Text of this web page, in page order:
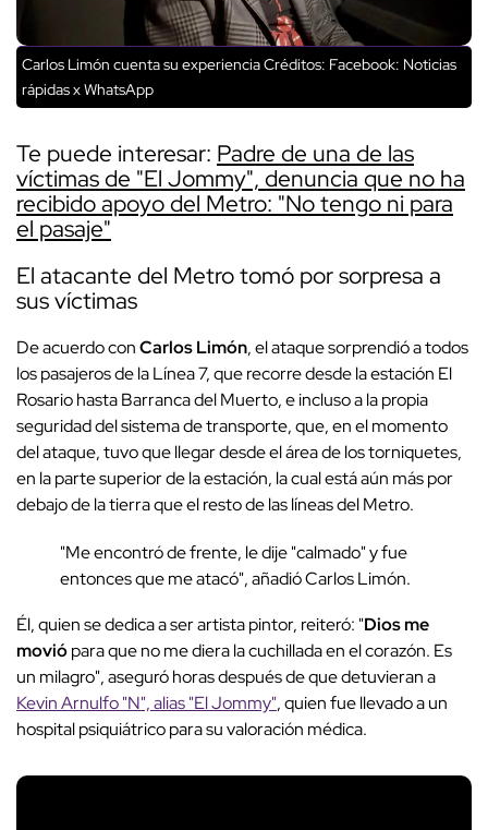
Carlos Limón cuenta su experienciaCréditos: Facebook: Noticias
rápidas x WhatsApp
Te puede interesar: Padre de una de las
víctimas de "El Jommy", denuncia que no ha
recibido apoyo del Metro: "No tengo ni para
el pasaje"
El atacante del Metro tomó por sorpresa a
sus víctimas
De acuerdo conCarlos Limón, el ataque sorprendió a todos
los pasajeros de la Línea 7, que recorre desde la estación El
Rosario hasta Barranca del Muerto, e incluso a la propia
seguridad del sistema de transporte, que, en el momento
del ataque, tuvo que llegar desde el área de los torniquetes,
en la parte superior de la estación, la cual está aún más por
debajo de la tierra que el resto de las líneas del Metro.
"Me encontró de frente, le dije "calmado" y fue
entonces que me atacó", añadió Carlos Limón.
Él, quien se dedica a ser artista pintor, reiteró: "Dios me
moviópara que no me diera la cuchillada en el corazón. Es
un milagro", aseguró horas después de que detuvieran a
Kevin Arnulfo "N", alias "El Jommy", quien fue llevado a un
hospital psiquiátrico para su valoración médica.